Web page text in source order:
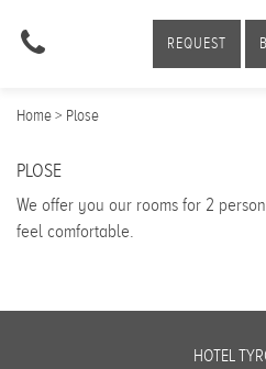
REQUEST
Home> Plose
PLOSE
We offer you our rooms for 2
feel comfortable.
HOTEL